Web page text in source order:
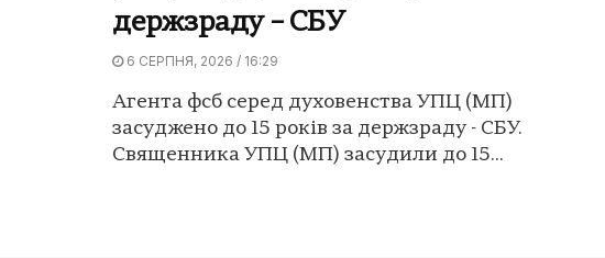
держзраду – СБУ
6 СЕРПНЯ, 2026 / 16:29
Агента фсб серед духовенства УПЦ (МП)
засуджено до 15 років за держзраду - СБУ.
Священника УПЦ (МП) засудили до 15...